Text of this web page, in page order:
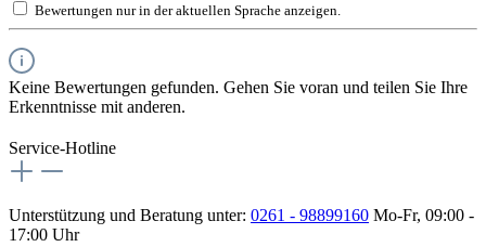
Bewertungen nur in der aktuellen Sprache anzeigen.
Keine Bewertungen gefunden. Gehen Sie voran und teilen Sie Ihre
Erkenntnisse mit anderen.
Service-Hotline
Unterstützung und Beratung unter: 0261 - 98899160 Mo-Fr, 09:00 -
17:00 Uhr